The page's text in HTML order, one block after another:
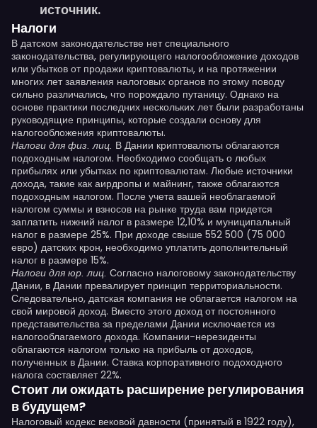
источник.
Налоги
В датском законодательстве нет специального
законодательства, регулирующего налогообложение доходов
или убытков от продажи криптовалюты, и на протяжении
многих лет заявления налоговых органов по этому поводу
сильно различались, что порождало путаницу. Однако на
основе практики последних нескольких лет были разработаны
руководящие принципы, которые создали основу для
налогообложения криптовалюты.
Налоги для физ. лиц. В Дании криптовалюты облагаются
подоходным налогом. Необходимо сообщать о любых
прибылях или убытках по криптовалютам. Любые источники
дохода, такие как аирдропы и майнинг, также облагаются
подоходным налогом. После учета вашей необлагаемой
налогом суммы и взносов на рынке труда вам придется
заплатить нижний налог в размере 12,10% и муниципальный
налог в размере 25%. При доходе свыше 552 500 (75 000
евро) датских крон, необходимо уплатить дополнительный
налог в размере 15%.
Налоги для юр. лиц. Согласно налоговому законодательству
Дании, в Дании превалирует принцип территориальности.
Следовательно, датская компания не облагается налогом на
свой мировой доход. Вместо этого доход от постоянного
представительства за пределами Дании исключается из
налогооблагаемого дохода. Компании-нерезиденты
облагаются налогом только на прибыль от доходов,
полученных в Дании. Ставка корпоративного подоходного
налога составляет 22%.
Стоит ли ожидать расширение регулирования
в будущем?
Налоговый кодекс вековой давности (принятый в 1922 году),